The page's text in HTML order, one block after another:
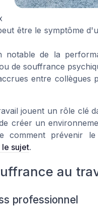
être le symptôme
notable de la
de souffrance
entre collègues
jouent un rôle clé
créer un
comment prévenir
sujet.
au
professionnel